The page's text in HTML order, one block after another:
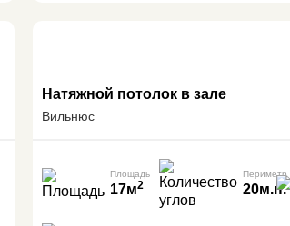
Натяжной потолок в зале
Вильнюс
Площадь
17м2
Периметр
20м.п.